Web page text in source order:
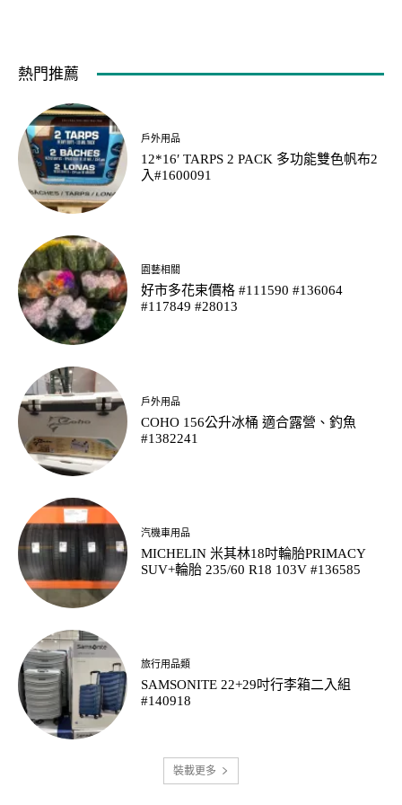
熱門推薦
戶外用品
12*16′ TARPS 2 PACK 多功能雙色帆布2
入#1600091
園藝相關
好市多花束價格 #111590 #136064
#117849 #28013
戶外用品
COHO 156公升冰桶 適合露營、釣魚
#1382241
汽機車用品
MICHELIN 米其林18吋輪胎PRIMACY
SUV+輪胎 235/60 R18 103V #136585
旅行用品類
SAMSONITE 22+29吋行李箱二入組
#140918
裝載更多